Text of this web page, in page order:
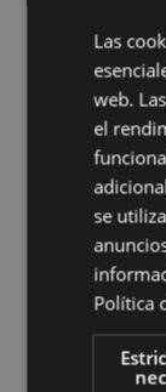
Información
¿Quieres
de
en laguía
Las
web.
el
se
Política